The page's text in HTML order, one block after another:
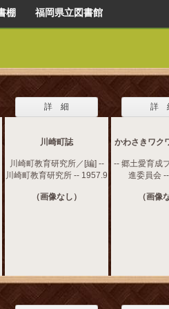
棚 福岡県立図書館
詳 細
川崎町誌
川崎町教育研究所／[編] --
川崎町教育研究所 -- 1957.9
（画像なし）
詳
かわさきワク
-- 郷土愛育成
進委員会
（画像